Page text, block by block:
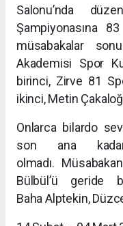
Salonu’nda
Şampiyonasına
müsabakalar
Akademisi Spor
birinci, Zirve 81
ikinci, Metin
Onlarca bilardo
son ana
olmadı.
Bülbül’ü geride
Baha Alptekin,